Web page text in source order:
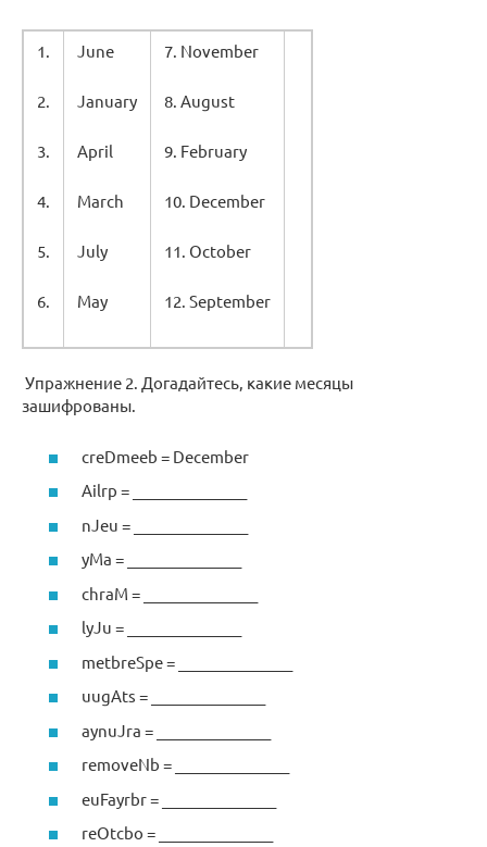
1.
2.
3.
4.
5.
6.
June
January
April
March
July
May
7. November
8. August
9. February
10. December
11. October
12. September
Упражнение 2. Догадайтесь, какие месяцы
зашифрованы.
creDmeeb = December
Ailrp = _______________
nJeu = _______________
yMa = _______________
chraM = _______________
lyJu = _______________
metbreSpe = _______________
uugAts = _______________
aynuJra = _______________
removeNb = _______________
euFayrbr = _______________
reOtcbo = _______________